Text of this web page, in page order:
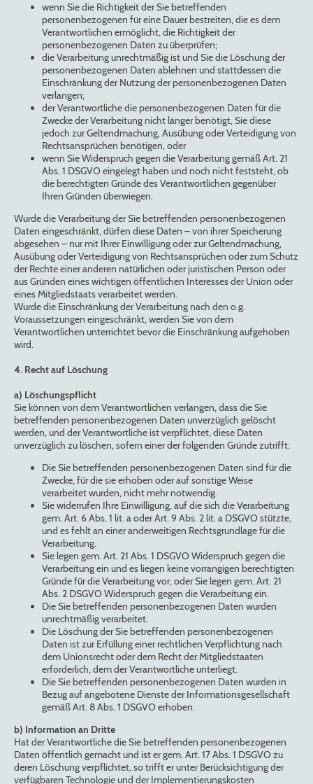
wenn Sie die Richtigkeit der Sie betreffenden
personenbezogenen für eine Dauer bestreiten, die es dem
Verantwortlichen ermöglicht, die Richtigkeit der
personenbezogenen Daten zu überprüfen;
die Verarbeitung unrechtmäßig ist und Sie die Löschung der
personenbezogenen Daten ablehnen und stattdessen die
Einschränkung der Nutzung der personenbezogenen Daten
verlangen;
der Verantwortliche die personenbezogenen Daten für die
Zwecke der Verarbeitung nicht länger benötigt, Sie diese
jedoch zur Geltendmachung, Ausübung oder Verteidigung von
Rechtsansprüchen benötigen, oder
wenn Sie Widerspruch gegen die Verarbeitung gemäß Art. 21
Abs. 1 DSGVO eingelegt haben und noch nicht feststeht, ob
die berechtigten Gründe des Verantwortlichen gegenüber
Ihren Gründen überwiegen.
Wurde die Verarbeitung der Sie betreffenden personenbezogenen
Daten eingeschränkt, dürfen diese Daten – von ihrer Speicherung
abgesehen – nur mit Ihrer Einwilligung oder zur Geltendmachung,
Ausübung oder Verteidigung von Rechtsansprüchen oder zum Schutz
der Rechte einer anderen natürlichen oder juristischen Person oder
aus Gründen eines wichtigen öffentlichen Interesses der Union oder
eines Mitgliedstaats verarbeitet werden.
Wurde die Einschränkung der Verarbeitung nach den o.g.
Voraussetzungen eingeschränkt, werden Sie von dem
Verantwortlichen unterrichtet bevor die Einschränkung aufgehoben
wird.
4. Recht auf Löschung
a) Löschungspflicht
Sie können von dem Verantwortlichen verlangen, dass die Sie
betreffenden personenbezogenen Daten unverzüglich gelöscht
werden, und der Verantwortliche ist verpflichtet, diese Daten
unverzüglich zu löschen, sofern einer der folgenden Gründe zutrifft:
Die Sie betreffenden personenbezogenen Daten sind für die
Zwecke, für die sie erhoben oder auf sonstige Weise
verarbeitet wurden, nicht mehr notwendig.
Sie widerrufen Ihre Einwilligung, auf die sich die Verarbeitung
gem. Art. 6 Abs. 1 lit. a oder Art. 9 Abs. 2 lit. a DSGVO stützte,
und es fehlt an einer anderweitigen Rechtsgrundlage für die
Verarbeitung.
Sie legen gem. Art. 21 Abs. 1 DSGVO Widerspruch gegen die
Verarbeitung ein und es liegen keine vorrangigen berechtigten
Gründe für die Verarbeitung vor, oder Sie legen gem. Art. 21
Abs. 2 DSGVO Widerspruch gegen die Verarbeitung ein.
Die Sie betreffenden personenbezogenen Daten wurden
unrechtmäßig verarbeitet.
Die Löschung der Sie betreffenden personenbezogenen
Daten ist zur Erfüllung einer rechtlichen Verpflichtung nach
dem Unionsrecht oder dem Recht der Mitgliedstaaten
erforderlich, dem der Verantwortliche unterliegt.
Die Sie betreffenden personenbezogenen Daten wurden in
Bezug auf angebotene Dienste der Informationsgesellschaft
gemäß Art. 8 Abs. 1 DSGVO erhoben.
b) Information an Dritte
Hat der Verantwortliche die Sie betreffenden personenbezogenen
Daten öffentlich gemacht und ist er gem. Art. 17 Abs. 1 DSGVO zu
deren Löschung verpflichtet, so trifft er unter Berücksichtigung der
verfügbaren Technologie und der Implementierungskosten